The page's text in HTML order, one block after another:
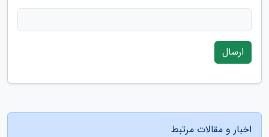
ارسال
اخبار و مقالات مرتبط